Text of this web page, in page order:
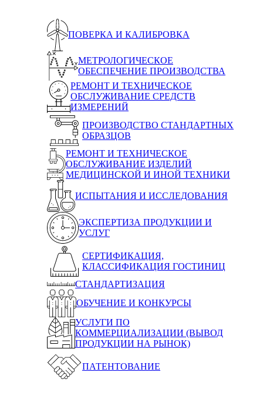
ПОВЕРКА И КАЛИБРОВКА
МЕТРОЛОГИЧЕСКОЕ
ОБЕСПЕЧЕНИЕ ПРОИЗВОДСТВА
РЕМОНТ И ТЕХНИЧЕСКОЕ
ОБСЛУЖИВАНИЕ СРЕДСТВ
ИЗМЕРЕНИЙ
ПРОИЗВОДСТВО СТАНДАРТНЫХ
ОБРАЗЦОВ
РЕМОНТ И ТЕХНИЧЕСКОЕ
ОБСЛУЖИВАНИЕ ИЗДЕЛИЙ
МЕДИЦИНСКОЙ И ИНОЙ ТЕХНИКИ
ИСПЫТАНИЯ И ИССЛЕДОВАНИЯ
ЭКСПЕРТИЗА ПРОДУКЦИИ И
УСЛУГ
СЕРТИФИКАЦИЯ,
КЛАССИФИКАЦИЯ ГОСТИНИЦ
СТАНДАРТИЗАЦИЯ
ОБУЧЕНИЕ И КОНКУРСЫ
УСЛУГИ ПО
КОММЕРЦИАЛИЗАЦИИ (ВЫВОД
ПРОДУКЦИИ НА РЫНОК)
ПАТЕНТОВАНИЕ